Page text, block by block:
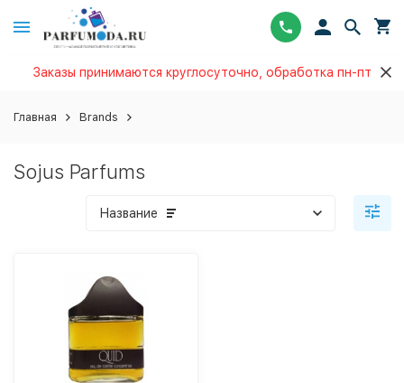
Заказы принимаются круглосуточно, обработка пн-пт
Главная Brands
Sojus Parfums
Название